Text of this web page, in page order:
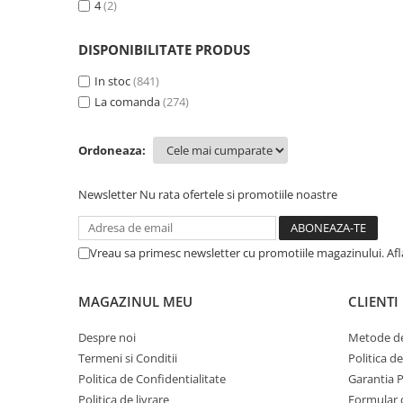
4(2)
DISPONIBILITATE PRODUS
In stoc(841)
La comanda(274)
Ordoneaza:
Newsletter Nu rata ofertele si promotiile noastre
Vreau sa primesc newsletter cu promotiile magazinului.
MAGAZINUL MEU
Despre noi
Termeni si Conditii
Politica de Confidentialitate
Politica de livrare
CLIENTI
Metode
Politica
Garantia
Formular